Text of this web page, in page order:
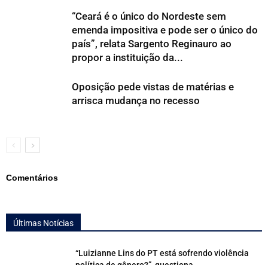
“Ceará é o único do Nordeste sem
emenda impositiva e pode ser o único do
país”, relata Sargento Reginauro ao
propor a instituição da...
Oposição pede vistas de matérias e
arrisca mudança no recesso
Comentários
Últimas Notícias
“Luizianne Lins do PT está sofrendo violência